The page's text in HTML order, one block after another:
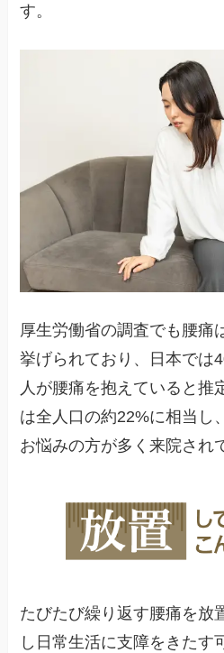
す。
厚生労働省の調査でも腰痛
挙げられており、日本では
人が腰痛を抱えていると推
は全人口の約22%に相当し
お悩みの方が多く来院され
たびたび繰り返す腰痛を放
し日常生活に支障をきたす